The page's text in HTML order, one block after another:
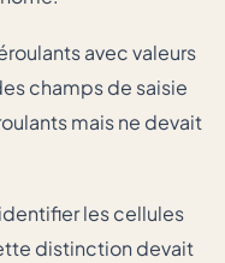
avec valeurs
champs de saisie
mais ne devait
les cellules
distinction devait